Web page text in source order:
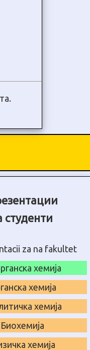
студенти
хемија
хемија
хемија
Биохемија
хемија